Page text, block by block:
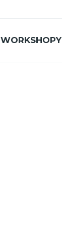
WORKSHOPY